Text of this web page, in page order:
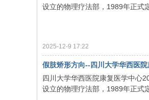
医
院
康
复
设立的物理疗法部，1989年正式
2025-12-9 17:22
假肢矫形方向--四川大学华西医
四川大学华西医院康复医学中心
设立的物理疗法部，1989年正式